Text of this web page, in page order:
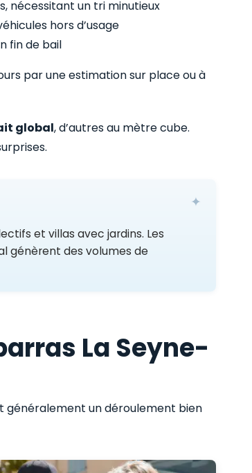
nécessitant un tri minutieux
hors d’usage
fin de bail
par une estimation sur place ou à
global, d’autres au mètre cube.
et villas avec jardins. Les
génèrent des volumes de
La Seyne-
généralement un déroulement bien